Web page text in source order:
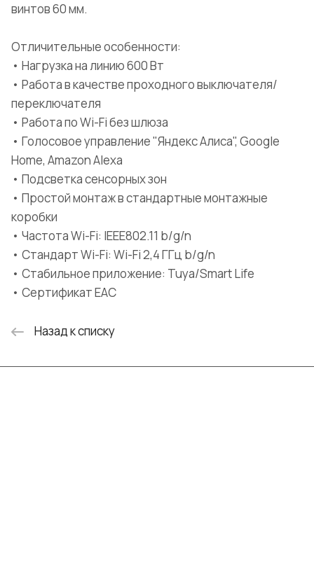
винтов 60 мм.
Отличительные особенности:
• Нагрузка на линию 600 Вт
• Работа в качестве проходного выключателя/
переключателя
• Работа по Wi-Fi без шлюза
• Голосовое управление "Яндекс Алиса", Google
Home, Amazon Alexa
• Подсветка сенсорных зон
• Простой монтаж в стандартные монтажные
коробки
• Частота Wi-Fi: IEEE802.11 b/g/n
• Стандарт Wi-Fi: Wi-Fi 2,4 ГГц b/g/n
• Стабильное приложение: Tuya/Smart Life
• Сертификат EAC
Назад к списку